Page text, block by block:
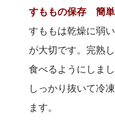
すももの保存 簡
すももは乾燥に弱
が大切です。完熟
食べるようにしま
しっかり抜いて冷
ます。